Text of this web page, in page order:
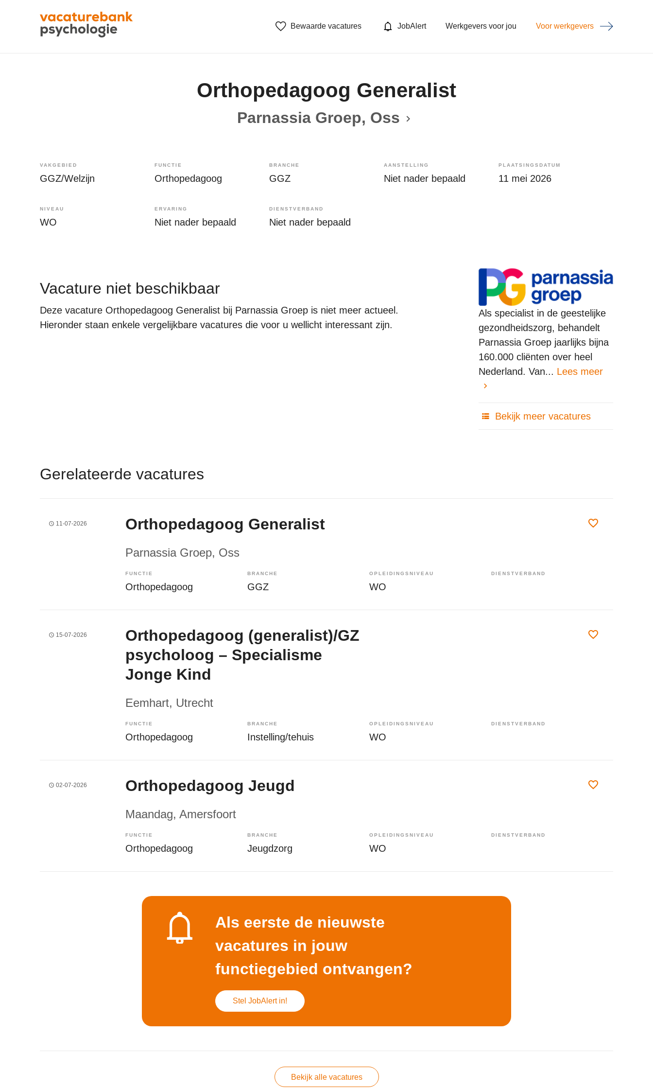
Bewaarde vacatures JobAlert Werkgevers voor jou Voor werkgevers
Orthopedagoog Generalist
Parnassia Groep, Oss
VAKGEBIED
GGZ/Welzijn
FUNCTIE
Orthopedagoog
BRANCHE
GGZ
AANSTELLING
Niet nader bepaald
PLAATSINGSDATUM
11 mei 2026
NIVEAU
WO
ERVARING
Niet nader bepaald
DIENSTVERBAND
Niet nader bepaald
Vacature niet beschikbaar
Deze vacature Orthopedagoog Generalist bij Parnassia Groep is niet meer actueel.
Hieronder staan enkele vergelijkbare vacatures die voor u wellicht interessant zijn.
Als specialist in de geestelijke
gezondheidszorg, behandelt
Parnassia Groep jaarlijks bijna
160.000 cliënten over heel
Nederland. Van... Lees meer
Bekijk meer vacatures
Gerelateerde vacatures
11-07-2026 Orthopedagoog Generalist
Parnassia Groep, Oss
FUNCTIE
Orthopedagoog
BRANCHE
GGZ
OPLEIDINGSNIVEAU
WO
DIENSTVERBAND
15-07-2026
Orthopedagoog (generalist)/GZ
psycholoog – Specialisme
Jonge Kind
Eemhart, Utrecht
FUNCTIE
Orthopedagoog
BRANCHE
Instelling/tehuis
OPLEIDINGSNIVEAU
WO
DIENSTVERBAND
02-07-2026 Orthopedagoog Jeugd
Maandag, Amersfoort
FUNCTIE
Orthopedagoog
BRANCHE
Jeugdzorg
OPLEIDINGSNIVEAU
WO
DIENSTVERBAND
Als eerste de nieuwste
vacatures in jouw
functiegebied ontvangen?
Stel JobAlert in!
Bekijk alle vacatures